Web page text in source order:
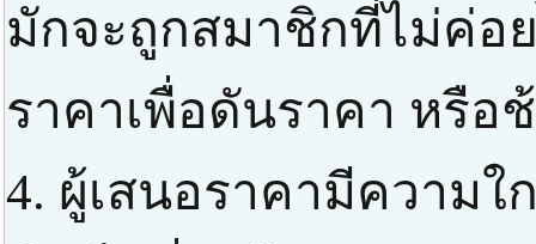
มักจะถูกสมาชิกที่ไม่ค่อ
ราคาเพื่อดันราคา หรือ
4. ผู้เสนอราคามีความ